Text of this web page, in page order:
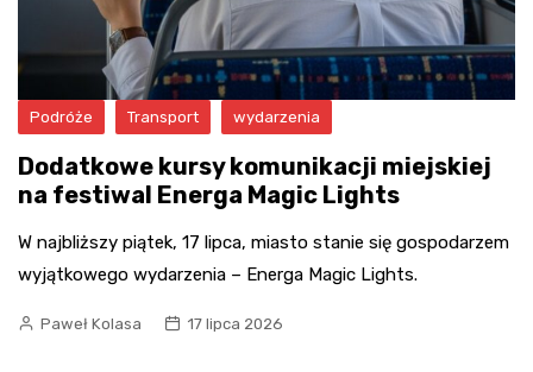
Podróże Transport wydarzenia
Dodatkowe kursy komunikacji miejskiej
na festiwal Energa Magic Lights
W najbliższy piątek, 17 lipca, miasto stanie się gospodarzem
wyjątkowego wydarzenia – Energa Magic Lights.
Paweł Kolasa 17 lipca 2026